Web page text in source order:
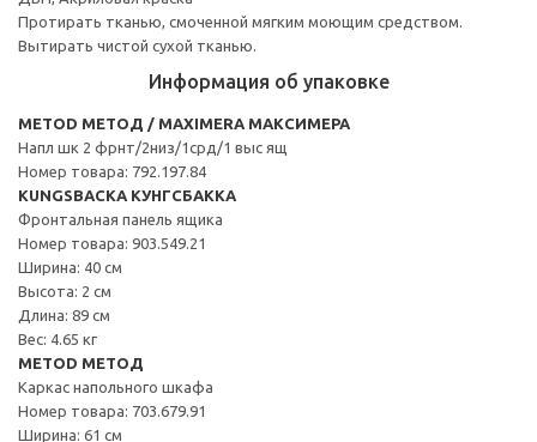
Протирать тканью, смоченной мягким моющим средством.
Вытирать чистой сухой тканью.
Информация об упаковке
METOD МЕТОД / MAXIMERA МАКСИМЕРА
Напл шк 2 фрнт/2низ/1срд/1 выс ящ
Номер товара: 792.197.84
KUNGSBACKA КУНГСБАККА
Фронтальная панель ящика
Номер товара: 903.549.21
Ширина: 40 см
Высота: 2 см
Длина: 89 см
Вес: 4.65 кг
METOD МЕТОД
Каркас напольного шкафа
Номер товара: 703.679.91
Ширина: 61 см